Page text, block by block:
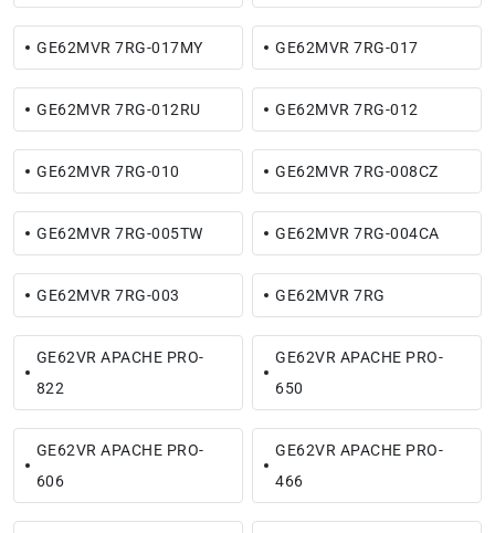
GE62MVR 7RG-017MY GE62MVR 7RG-017
GE62MVR 7RG-012RU GE62MVR 7RG-012
GE62MVR 7RG-010 GE62MVR 7RG-008CZ
GE62MVR 7RG-005TW GE62MVR 7RG-004CA
GE62MVR 7RG-003 GE62MVR 7RG
GE62VR APACHE PRO-
822
GE62VR APACHE PRO-
650
GE62VR APACHE PRO-
606
GE62VR APACHE PRO-
466